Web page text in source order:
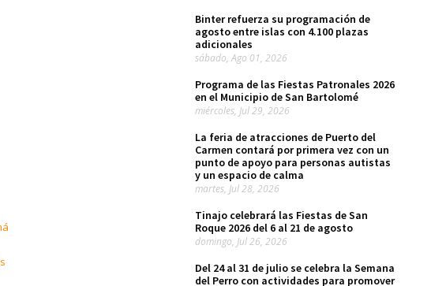
Binter refuerza su programación de
agosto entre islas con 4.100 plazas
adicionales
sábado, Ago 01, 2026
Programa de las Fiestas Patronales 2026
en el Municipio de San Bartolomé
miércoles, Jul 29, 2026
La feria de atracciones de Puerto del
Carmen contará por primera vez con un
punto de apoyo para personas autistas
y un espacio de calma
martes, Jul 28, 2026
Tinajo celebrará las Fiestas de San
Roque 2026 del 6 al 21 de agosto
domingo, Jul 26, 2026
Del 24 al 31 de julio se celebra la Semana
del Perro con actividades para promover